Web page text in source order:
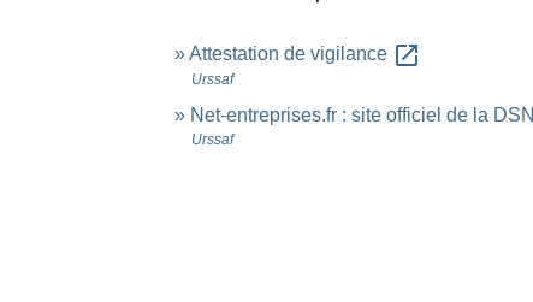
Attestation de vigilance open_in_new
Urssaf
Net-entreprises.fr : site officiel de la DSN
Urssaf